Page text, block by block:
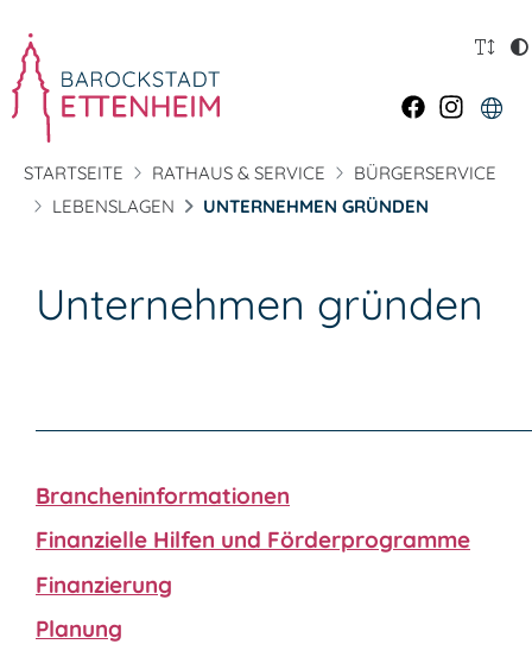
STARTSEITE RATHAUS & SERVICE
BÜRGERSERVICE
LEBENSLAGEN
UNTERNEHMEN GRÜNDEN
Unternehmen gründen
Brancheninformationen
Finanzielle Hilfen und Förderprogramme
Finanzierung
Planung